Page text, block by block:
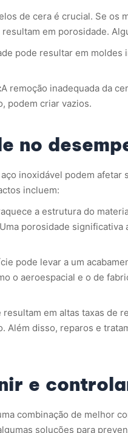
de cera é crucial. Se os
em porosidade.
pode resultar em
A remoção inadequada da
podem criar vazios.
no
inoxidável podem
incluem:
a estrutura do
porosidade
pode levar a um
o aeroespacial e o de
em altas taxas de
Além disso, reparos e
e
combinação de melhor
soluções para